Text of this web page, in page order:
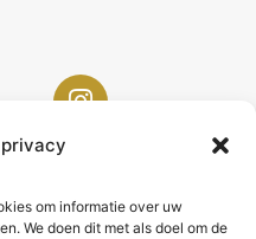
om informatie over uw
We doen dit met als doel om de